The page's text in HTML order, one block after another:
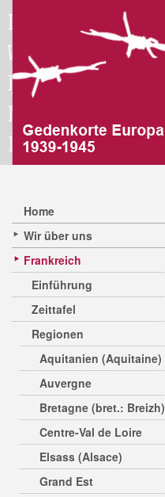
Home
Wir über uns
Frankreich
Einführung
Zeittafel
Regionen
Aquitanien (Aquitaine)
Auvergne
Bretagne (bret.: Breizh)
Centre-Val de Loire
Elsass (Alsace)
Grand Est